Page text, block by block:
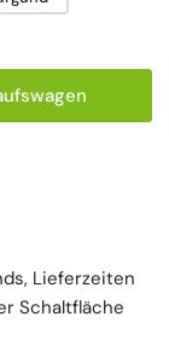
Classic III
3M Littmann
Lieferzeiten
Schaltfläche